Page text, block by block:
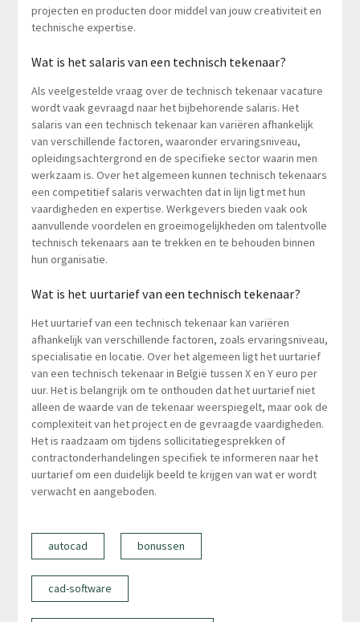
projecten en producten door middel van jouw creativiteit en
technische expertise.
Wat is het salaris van een technisch tekenaar?
Als veelgestelde vraag over de technisch tekenaar vacature
wordt vaak gevraagd naar het bijbehorende salaris. Het
salaris van een technisch tekenaar kan variëren afhankelijk
van verschillende factoren, waaronder ervaringsniveau,
opleidingsachtergrond en de specifieke sector waarin men
werkzaam is. Over het algemeen kunnen technisch tekenaars
een competitief salaris verwachten dat in lijn ligt met hun
vaardigheden en expertise. Werkgevers bieden vaak ook
aanvullende voordelen en groeimogelijkheden om talentvolle
technisch tekenaars aan te trekken en te behouden binnen
hun organisatie.
Wat is het uurtarief van een technisch tekenaar?
Het uurtarief van een technisch tekenaar kan variëren
afhankelijk van verschillende factoren, zoals ervaringsniveau,
specialisatie en locatie. Over het algemeen ligt het uurtarief
van een technisch tekenaar in België tussen X en Y euro per
uur. Het is belangrijk om te onthouden dat het uurtarief niet
alleen de waarde van de tekenaar weerspiegelt, maar ook de
complexiteit van het project en de gevraagde vaardigheden.
Het is raadzaam om tijdens sollicitatiegesprekken of
contractonderhandelingen specifiek te informeren naar het
uurtarief om een duidelijk beeld te krijgen van wat er wordt
verwacht en aangeboden.
autocad bonussen
cad-software